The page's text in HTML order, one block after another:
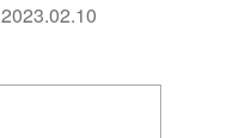
2023.02.10